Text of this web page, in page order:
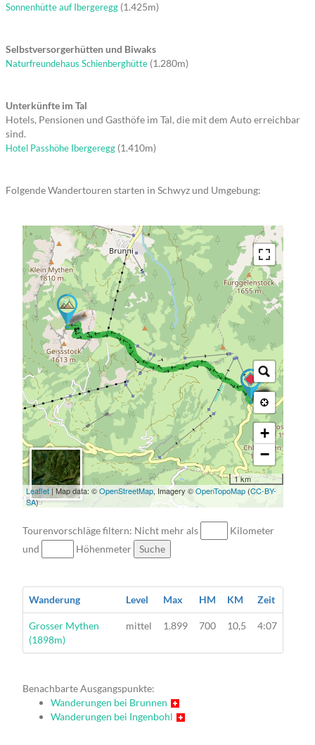
Sonnenhütte auf Ibergeregg (1.425m)
Selbstversorgerhütten und Biwaks
Naturfreundehaus Schienberghütte (1.280m)
Unterkünfte im Tal
Hotels, Pensionen und Gasthöfe im Tal, die mit dem Auto erreichbar
sind.
Hotel Passhöhe Ibergeregg (1.410m)
Folgende Wandertouren starten in Schwyz und Umgebung:
→ → → → → → → → → → → → → → → → → → → → → → → → → → → → → → → → →
+
−
1 km
Leaflet| Map data: ©OpenStreetMap, Imagery ©OpenTopoMap(CC-BY-
SA)
Tourenvorschläge filtern: Nicht mehr als
Kilometer
und
Höhenmeter Suche
Wanderung Level Max HM KM Zeit
Wanderung
Grosser Mythen
(1898m)
mittel 1.899 700 10,5 4:07
Benachbarte Ausgangspunkte:
Wanderungen bei Brunnen
Wanderungen bei Ingenbohl